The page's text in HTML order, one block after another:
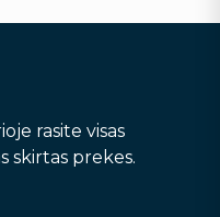
rasite visas
skirtas prekes.